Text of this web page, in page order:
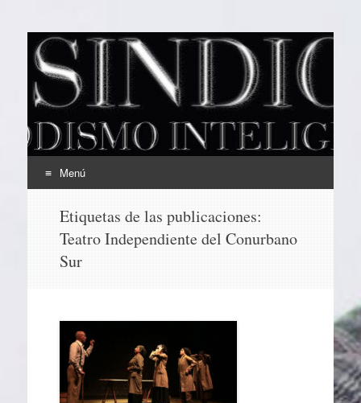
EL SINDICAL
Periodismo Inteligente
Menú
contenido
Etiquetas de las publicaciones:
Teatro Independiente del Conurbano
Sur